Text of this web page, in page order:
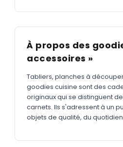
À propos des
accessoires »
Tabliers, planches à
goodies cuisine sont des
originaux qui se distinguent
carnets. Ils s'adressent à un
objets de qualité, du